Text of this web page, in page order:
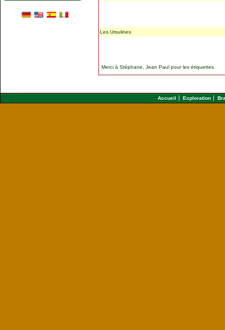
Les Ursulines
Merci à Stéphane, Jean Paul pour les étiquettes.
Accueil Exploration